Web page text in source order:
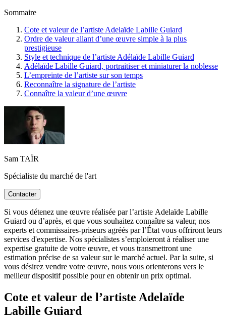
Sommaire
Cote et valeur de l’artiste Adelaïde Labille Guiard
Ordre de valeur allant d’une œuvre simple à la plus
prestigieuse
Style et technique de l’artiste Adélaïde Labille Guiard
Adélaïde Labille Guiard, portraitiser et miniaturer la noblesse
L’empreinte de l’artiste sur son temps
Reconnaître la signature de l’artiste
Connaître la valeur d’une œuvre
Sam TAÏR
Spécialiste du marché de l'art
Contacter
Si vous détenez une œuvre réalisée par l’artiste Adelaïde Labille
Guiard ou d’après, et que vous souhaitez connaître sa valeur, nos
experts et commissaires-priseurs agréés par l’État vous offriront leurs
services d'expertise. Nos spécialistes s’emploieront à réaliser une
expertise gratuite de votre œuvre, et vous transmettront une
estimation précise de sa valeur sur le marché actuel. Par la suite, si
vous désirez vendre votre œuvre, nous vous orienterons vers le
meilleur dispositif possible pour en obtenir un prix optimal.
Cote et valeur de l’artiste Adelaïde
Labille Guiard